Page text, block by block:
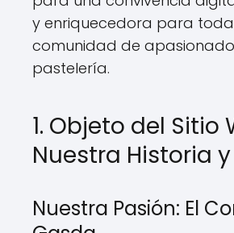
y enriquecedora para
comunidad de
pastelería.
1. Objeto del Sitio
Nuestra Historia
Nuestra Pasión: El